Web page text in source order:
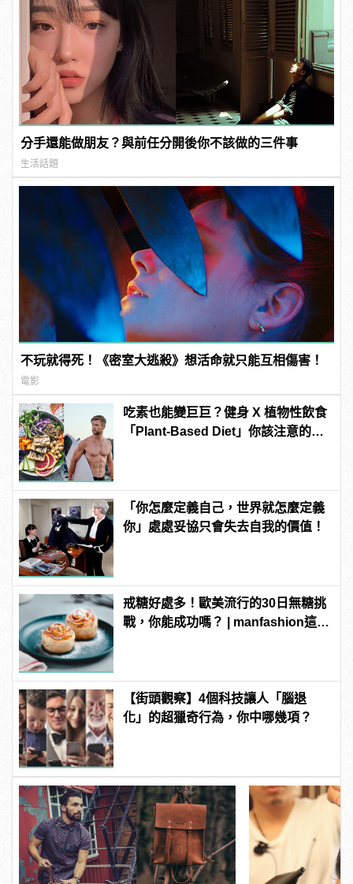
分手還能做朋友？與前任分開後你不該做的三件事
生活話題
不玩就得死！《密室大逃殺》想活命就只能互相傷害！
電影
吃素也能變巨巨？健身 X 植物性飲食
「Plant-Based Diet」你該注意的4
「你怎麼定義自己，世界就怎麼定義
你」處處妥協只會失去自我的價值！
戒糖好處多！歐美流行的30日無糖挑
戰，你能成功嗎？ | manfashion這樣
【街頭觀察】4個科技讓人「腦退
化」的超獵奇行為，你中哪幾項？